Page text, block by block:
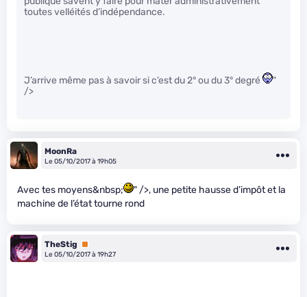
toutes velléités d’indépendance.
J’arrive même pas à savoir si c’est du 2° ou du 3° degré
"
/>
MoonRa
Le 05/10/2017 à 19h05
Avec tes moyens&nbsp;
" />, une petite hausse d’impôt et la
machine de l’état tourne rond
TheStig
Premium
Le 05/10/2017 à 19h27